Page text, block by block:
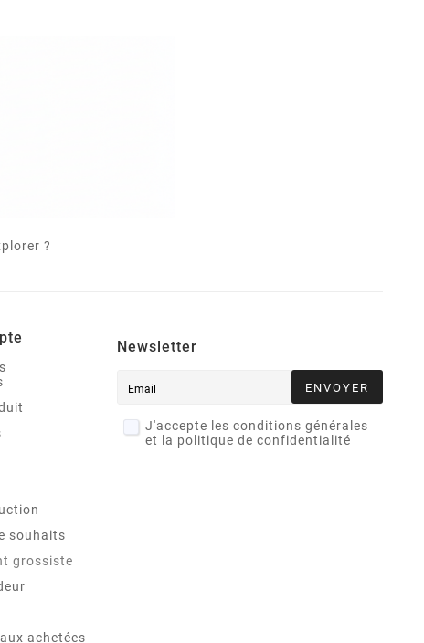
?
souhaits
grossiste
achetées
Newsletter
ENVOYER
J'accepte les conditions générales
et la politique de confidentialité